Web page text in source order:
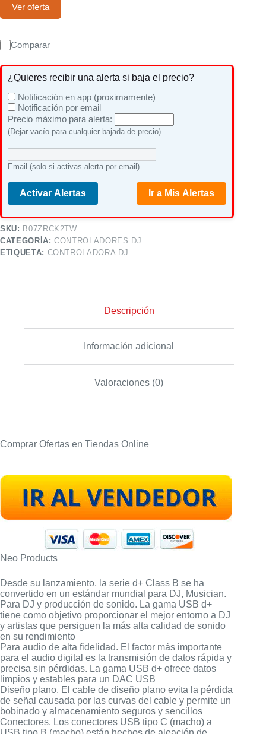
Ver oferta
Comparar
¿Quieres recibir una alerta si baja el precio?
Notificación en app (proximamente)
Notificación por email
Precio máximo para alerta:
(Dejar vacío para cualquier bajada de precio)
Email (solo si activas alerta por email)
Activar Alertas Ir a Mis Alertas
SKU: B07ZRCK2TW
CATEGORÍA:CONTROLADORES DJ
ETIQUETA: CONTROLADORA DJ
Descripción
Información adicional
Valoraciones (0)
Comprar Ofertas en Tiendas Online
Neo Products
Desde su lanzamiento, la serie d+ Class B se ha
convertido en un estándar mundial para DJ, Musician.
Para DJ y producción de sonido. La gama USB d+
tiene como objetivo proporcionar el mejor entorno a DJ
y artistas que persiguen la más alta calidad de sonido
en su rendimiento
Para audio de alta fidelidad. El factor más importante
para el audio digital es la transmisión de datos rápida y
precisa sin pérdidas. La gama USB d+ ofrece datos
limpios y estables para un DAC USB
Diseño plano. El cable de diseño plano evita la pérdida
de señal causada por las curvas del cable y permite un
bobinado y almacenamiento seguros y sencillos
Conectores. Los conectores USB tipo C (macho) a